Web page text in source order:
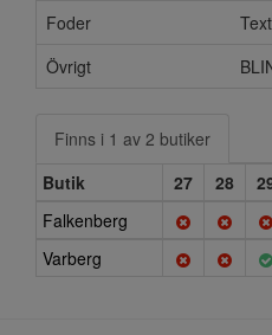
Foder
Övrigt
Finns i 1 av 2 butiker
Butik
27 28
Falkenberg
Varberg